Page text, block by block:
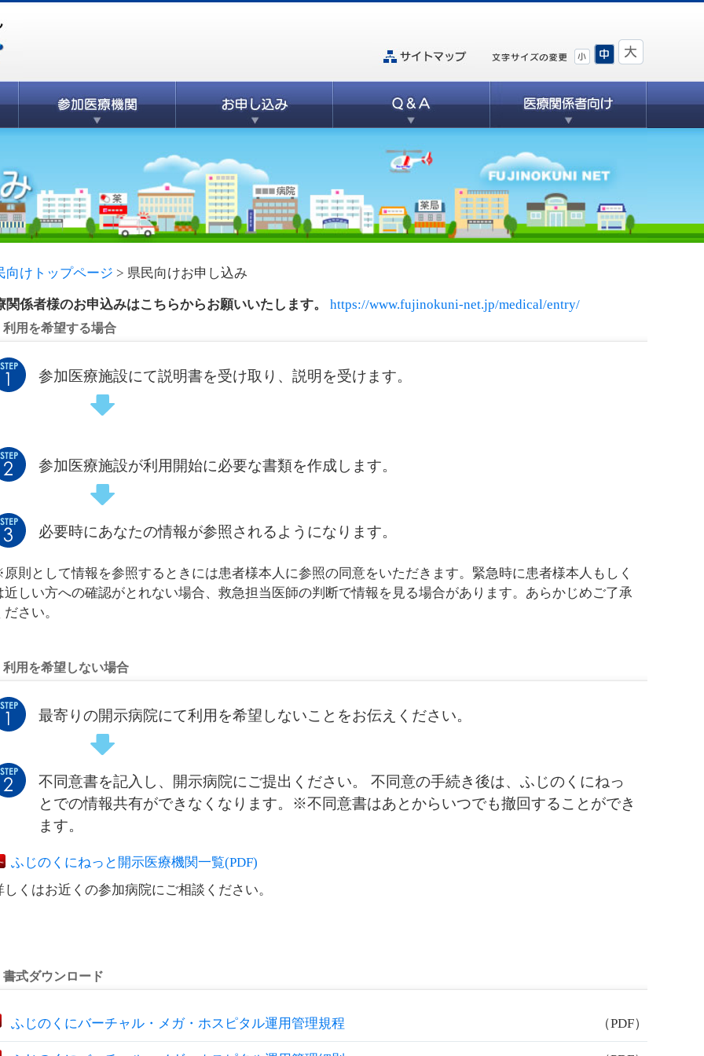
向けトップページ > 県民向けお申し込み
関係者様のお申込みはこちらからお願いいたします。 https://www.fujinokuni-net.jp/medical/entry/
利用を希望する場合
参加医療施設にて説明書を受け取り、説明を受けます。
参加医療施設が利用開始に必要な書類を作成します。
必要時にあなたの情報が参照されるようになります。
則として情報を参照するときには患者様本人に参照の同意をいただきます。緊急時に患者様本人もしく
近しい方への確認がとれない場合、救急担当医師の判断で情報を見る場合があります。あらかじめご了承
ださい。
利用を希望しない場合
最寄りの開示病院にて利用を希望しないことをお伝えください。
不同意書を記入し、開示病院にご提出ください。 不同意の手続き後は、ふじのくにねっ
とでの情報共有ができなくなります。※不同意書はあとからいつでも撤回することができ
ます。
ふじのくにねっと開示医療機関一覧(PDF)
しくはお近くの参加病院にご相談ください。
書式ダウンロード
ふじのくにバーチャル・メガ・ホスピタル運用管理規程 （PDF）